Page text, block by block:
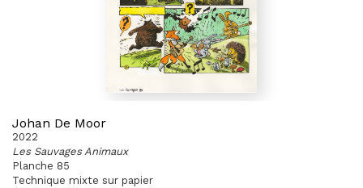
Johan De Moor
2022
Les Sauvages Animaux
Planche 85
Technique mixte sur papier